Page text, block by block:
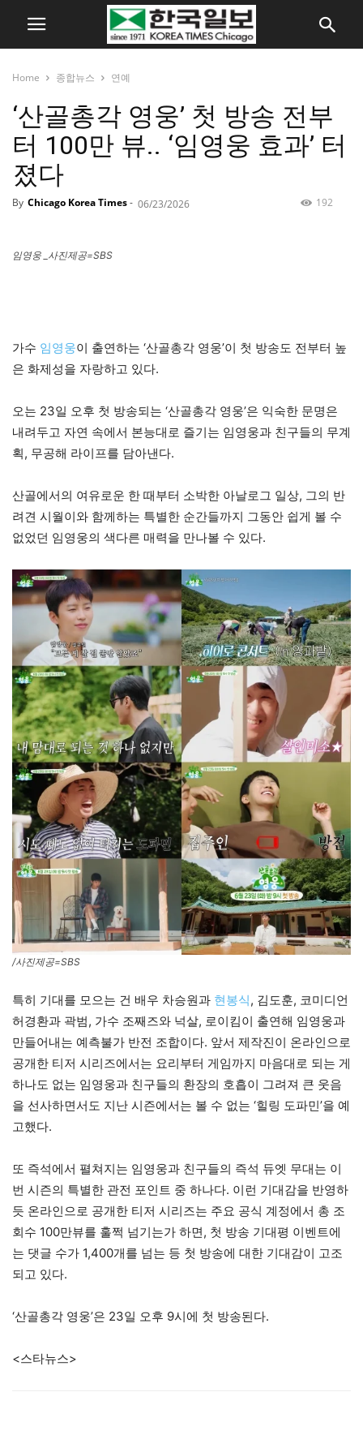
Home 종합뉴스 연예
‘산골총각 영웅’ 첫 방송 전부
터 100만 뷰.. ‘임영웅 효과’ 터
졌다
By Chicago Korea Times- 06/23/2026 192
임영웅 _사진제공=SBS
가수 임영웅이 출연하는 ‘산골총각 영웅’이 첫 방송도 전부터 높
은 화제성을 자랑하고 있다.
오는 23일 오후 첫 방송되는 ‘산골총각 영웅’은 익숙한 문명은
내려두고 자연 속에서 본능대로 즐기는 임영웅과 친구들의 무계
획, 무공해 라이프를 담아낸다.
산골에서의 여유로운 한 때부터 소박한 아날로그 일상, 그의 반
려견 시월이와 함께하는 특별한 순간들까지 그동안 쉽게 볼 수
없었던 임영웅의 색다른 매력을 만나볼 수 있다.
/사진제공=SBS
특히 기대를 모으는 건 배우 차승원과 현봉식, 김도훈, 코미디언
허경환과 곽범, 가수 조째즈와 넉살, 로이킴이 출연해 임영웅과
만들어내는 예측불가 반전 조합이다. 앞서 제작진이 온라인으로
공개한 티저 시리즈에서는 요리부터 게임까지 마음대로 되는 게
하나도 없는 임영웅과 친구들의 환장의 호흡이 그려져 큰 웃음
을 선사하면서도 지난 시즌에서는 볼 수 없는 ‘힐링 도파민’을 예
고했다.
또 즉석에서 펼쳐지는 임영웅과 친구들의 즉석 듀엣 무대는 이
번 시즌의 특별한 관전 포인트 중 하나다. 이런 기대감을 반영하
듯 온라인으로 공개한 티저 시리즈는 주요 공식 계정에서 총 조
회수 100만뷰를 훌쩍 넘기는가 하면, 첫 방송 기대평 이벤트에
는 댓글 수가 1,400개를 넘는 등 첫 방송에 대한 기대감이 고조
되고 있다.
‘산골총각 영웅’은 23일 오후 9시에 첫 방송된다.
<스타뉴스>